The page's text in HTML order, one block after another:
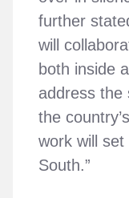
further
will
both inside
address the
the
work will
South.”